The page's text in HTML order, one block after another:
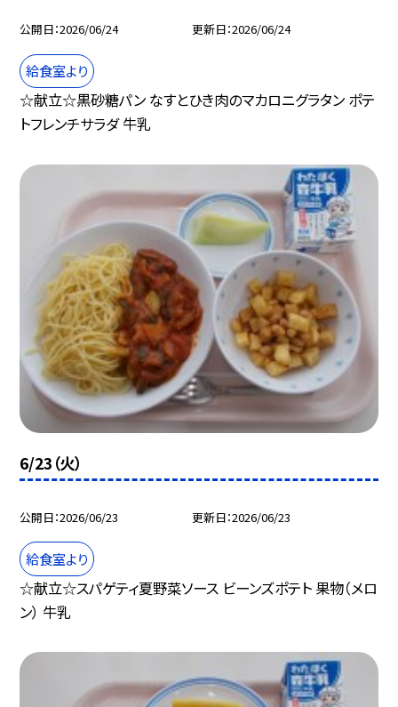
公開日 2026/06/24 更新日 2026/06/24
給食室より
☆献立☆黒砂糖パン なすとひき肉のマカロニグラタン ポテ
トフレンチサラダ 牛乳
6/23（火）
公開日 2026/06/23 更新日 2026/06/23
給食室より
☆献立☆スパゲティ夏野菜ソース ビーンズポテト 果物（メロ
ン） 牛乳